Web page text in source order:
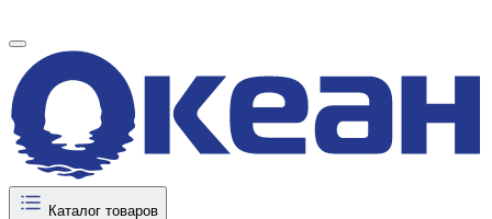
Каталог товаров